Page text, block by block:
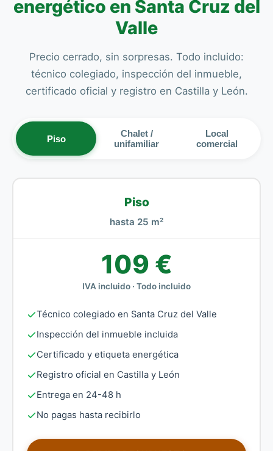
energético en Santa Cruz del
Valle
Precio cerrado, sin sorpresas. Todo incluido:
técnico colegiado, inspección del inmueble,
certificado oficial y registro en Castilla y León.
Piso
Chalet /
unifamiliar
Local
comercial
Piso
hasta 25 m²
109 €
IVA incluido · Todo incluido
Técnico colegiado en Santa Cruz del Valle
Inspección del inmueble incluida
Certificado y etiqueta energética
Registro oficial en Castilla y León
Entrega en 24-48 h
No pagas hasta recibirlo